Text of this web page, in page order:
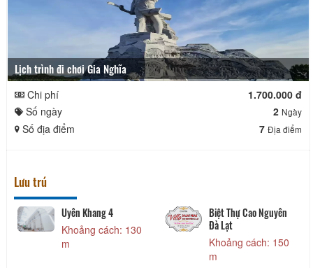
Lịch trình đi chơi Gia Nghĩa
Chi phí
1.700.000 đ
Số ngày
2 Ngày
Số địa điểm 7 Địa điểm
Lưu trú
Uyên Khang 4
Khoảng cách: 130
m
Biệt Thự Cao Nguyên
Đà Lạt
Khoảng cách: 150
m